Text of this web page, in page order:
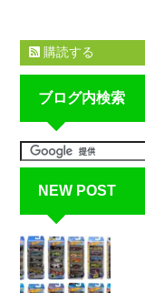
購読する
ブログ内検索
NEW POST